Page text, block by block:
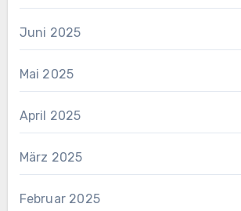
Juni 2025
Mai 2025
April 2025
März 2025
Februar 2025